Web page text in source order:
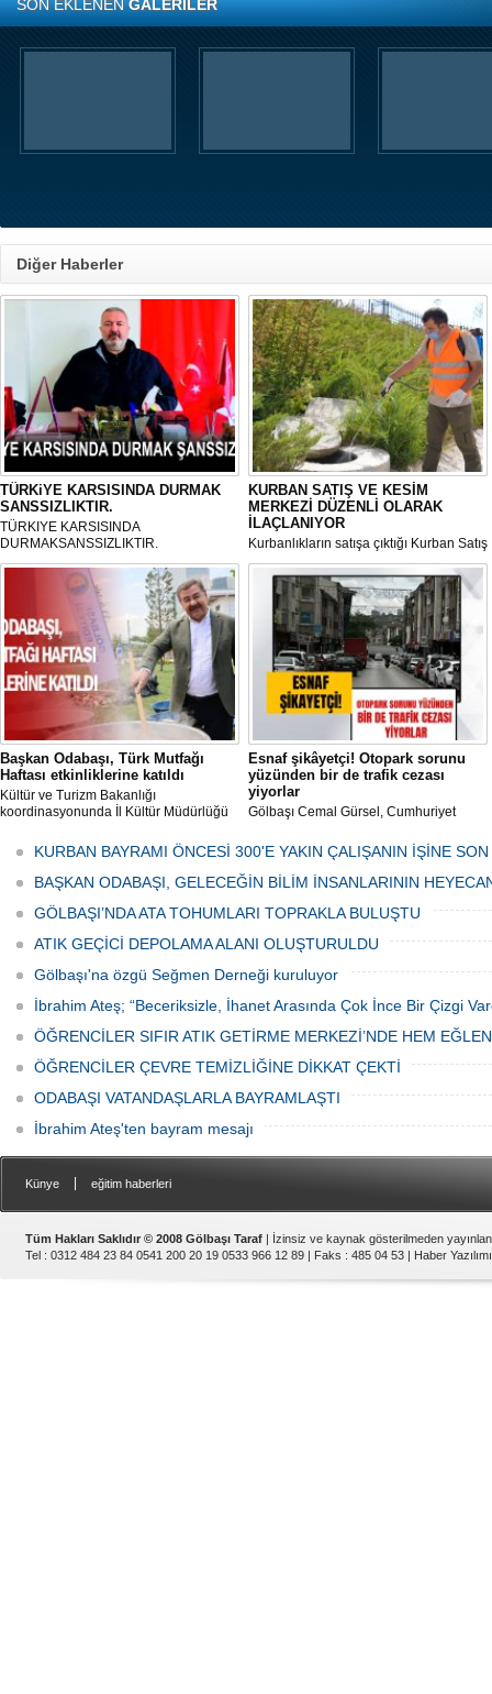
SON EKLENEN GALERİLER
Diğer Haberler
TÜRKiYE KARSISINDA DURMAK
SANSSIZLIKTIR.
TÜRKIYE KARSISINDA
DURMAKSANSSIZLIKTIR.
KURBAN SATIŞ VE KESİM
MERKEZİ DÜZENLİ OLARAK
İLAÇLANIYOR
Kurbanlıkların satışa çıktığı Kurban Satış
ve Kesim Merkezi, haşere ve
mikropların önüne geçilmesi amacıyla
her gün Gölbaşı Belediyesi ekipleri
tarafından düzenli olarak ilaçlanıyor.
Başkan Odabaşı, Türk Mutfağı
Haftası etkinliklerine katıldı
Kültür ve Turizm Bakanlığı
koordinasyonunda İl Kültür Müdürlüğü
Haftası" etkinlikleri Ankara'da devam
ediyor.
Esnaf şikâyetçi! Otopark sorunu
yüzünden bir de trafik cezası
yiyorlar
Gölbaşı Cemal Gürsel, Cumhuriyet
bulunan esnaf ve alışverişe gelen
vatandaşlar park cezaları yüzünden
canından bezdi.
KURBAN BAYRAMI ÖNCESİ 300'E YAKIN ÇALIŞANIN İŞİNE
BAŞKAN ODABAŞI, GELECEĞİN BİLİM İNSANLARININ
GÖLBAŞI’NDA ATA TOHUMLARI TOPRAKLA BULUŞTU
ATIK GEÇİCİ DEPOLAMA ALANI OLUŞTURULDU
Gölbaşı'na özgü Seğmen Derneği kuruluyor
İbrahim Ateş; “Beceriksizle, İhanet Arasında Çok İnce Bir Çizgi
ÖĞRENCİLER SIFIR ATIK GETİRME MERKEZİ’NDE HEM
ÖĞRENCİLER ÇEVRE TEMİZLİĞİNE DİKKAT ÇEKTİ
ODABAŞI VATANDAŞLARLA BAYRAMLAŞTI
İbrahim Ateş'ten bayram mesajı
Künye eğitim haberleri
Tüm Hakları Saklıdır © 2008 Gölbaşı Taraf | İzinsiz ve kaynak gösterilmeden
Tel : 0312 484 23 84 0541 200 20 19 0533 966 12 89 | Faks : 485 04 53 | Haber Yazılımı